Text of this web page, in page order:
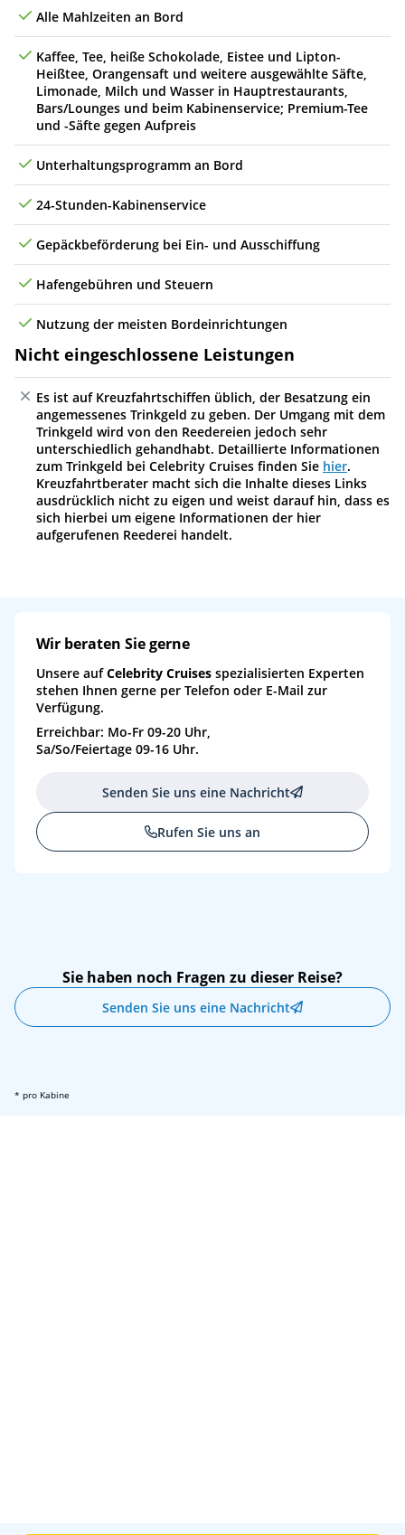
Alle Mahlzeiten an Bord
Kaffee, Tee, heiße Schokolade, Eistee und Lipton-
Heißtee, Orangensaft und weitere ausgewählte Säfte,
Limonade, Milch und Wasser in Hauptrestaurants,
Bars/Lounges und beim Kabinenservice; Premium-Tee
und -Säfte gegen Aufpreis
Unterhaltungsprogramm an Bord
24-Stunden-Kabinenservice
Gepäckbeförderung bei Ein- und Ausschiffung
Hafengebühren und Steuern
Nutzung der meisten Bordeinrichtungen
Nicht eingeschlossene Leistungen
Es ist auf Kreuzfahrtschiffen üblich, der Besatzung ein
angemessenes Trinkgeld zu geben. Der Umgang mit dem
Trinkgeld wird von den Reedereien jedoch sehr
unterschiedlich gehandhabt. Detaillierte Informationen
zum Trinkgeld bei Celebrity Cruises finden Sie hier.
Kreuzfahrtberater macht sich die Inhalte dieses Links
ausdrücklich nicht zu eigen und weist darauf hin, dass es
sich hierbei um eigene Informationen der hier
aufgerufenen Reederei handelt.
Wir beraten Sie gerne
Unsere aufCelebrity Cruises spezialisierten Experten
stehen Ihnen gerne per Telefon oder E-Mail zur
Verfügung.
Erreichbar: Mo-Fr 09-20 Uhr,
Sa/So/Feiertage 09-16 Uhr.
Senden Sie uns eine Nachricht
Rufen Sie uns an
Sie haben noch Fragen zu dieser Reise?
Senden Sie uns eine Nachricht
* pro Kabine